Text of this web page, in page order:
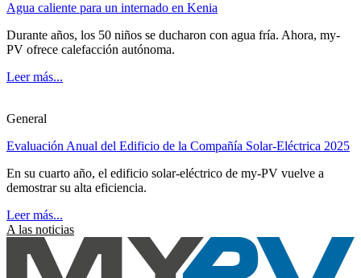
Agua caliente para un internado en Kenia
Durante años, los 50 niños se ducharon con agua fría. Ahora, my-
PV ofrece calefacción autónoma.
Leer más...
General
Evaluación Anual del Edificio de la Compañía Solar-Eléctrica 2025
En su cuarto año, el edificio solar-eléctrico de my-PV vuelve a
demostrar su alta eficiencia.
Leer más...
A las noticias